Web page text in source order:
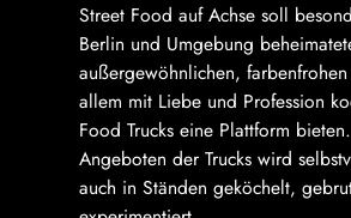
Street Food auf Achse soll
Berlin und Umgebung
außergewöhnlichen,
allem mit Liebe und Profession
Food Trucks eine Plattform
Angeboten der Trucks wird
auch in Ständen geköchelt,